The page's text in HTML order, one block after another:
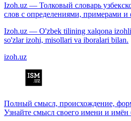
Izoh.uz — Толковый словарь
слов с определениями, примерами и
Izoh.uz — O'zbek tilining xalqona
so'zlar izohi, misollari va iboralari bilan.
izoh.uz
Полный смысл, происхождение,
Узнайте смысл своего имени и имён